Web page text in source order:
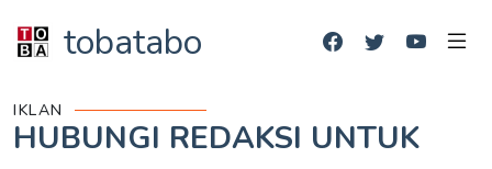
tobatabo
IKLAN
HUBUNGI REDAKSI UNTUK